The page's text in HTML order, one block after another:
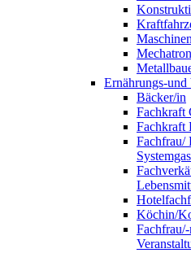
Ernährungs-und
Bäcker/in
Fachkraft
Fachkraft
Fachfrau/
Köchin/